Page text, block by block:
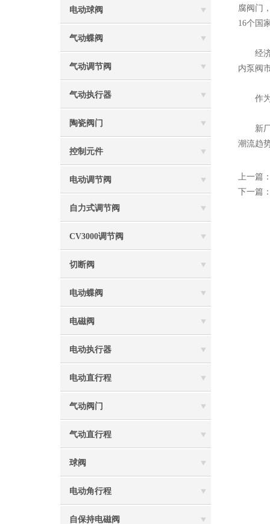
电动球阀
气动蝶阀
气动调节阀
气动执行器
陶瓷阀门
控制元件
电动调节阀
自力式调节阀
CV3000调节阀
切断阀
电动蝶阀
电磁阀
电动执行器
电动直行程
气动阀门
气动直行程
球阀
电动角行程
自保持电磁阀
腐阀门
16个国
经济
内泵阀
作为
新厂
潮流趋
上一篇
下一篇